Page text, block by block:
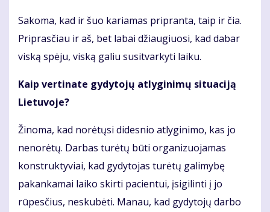
Sakoma, kad ir šuo kariamas pripranta, taip ir čia.
Priprasčiau ir aš, bet labai džiaugiuosi, kad dabar
viską spėju, viską galiu susitvarkyti laiku.
Kaip vertinate gydytojų atlyginimų situaciją
Lietuvoje?
Žinoma, kad norėtųsi didesnio atlyginimo, kas jo
nenorėtų. Darbas turėtų būti organizuojamas
konstruktyviai, kad gydytojas turėtų galimybę
pakankamai laiko skirti pacientui, įsigilinti į jo
rūpesčius, neskubėti. Manau, kad gydytojų darbo